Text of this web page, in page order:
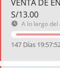
VENTA DE
S/13.00
A lo largo del
147 Días